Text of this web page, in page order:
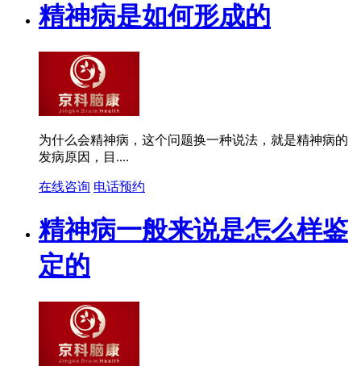
精神病是如何形成的
为什么会精神病，这个问题换一种说法，就是精神病的
发病原因，目....
在线咨询 电话预约
精神病一般来说是怎么样鉴
定的